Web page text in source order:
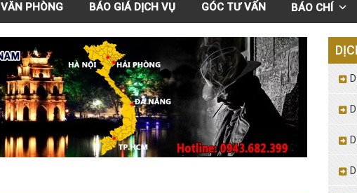
VĂN PHÒNG BÁO GIÁ DỊCH VỤ GÓC TƯ VẤN BÁO CHÍ